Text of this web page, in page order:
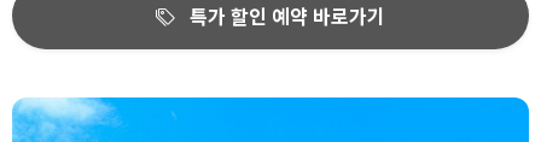
특가 할인 예약 바로가기